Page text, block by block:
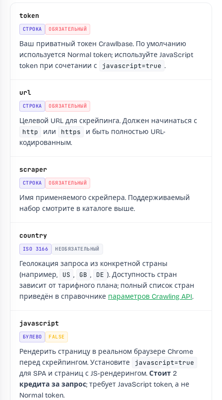
token
СТРОКА ОБЯЗАТЕЛЬНЫЙ
Ваш приватный токен Crawlbase. По умолчанию
используется Normal token; используйте JavaScript
token при сочетании с
javascript=true .
url
СТРОКА ОБЯЗАТЕЛЬНЫЙ
Целевой URL для скрейпинга. Должен начинаться с
http
или https
и быть полностью URL-
кодированным.
scraper
СТРОКА ОБЯЗАТЕЛЬНЫЙ
Имя применяемого скрейпера. Поддерживаемый
набор смотрите в каталоге выше.
country
ISO 3166 НЕОБЯЗАТЕЛЬНЫЙ
Геолокация запроса из конкретной страны
(например,
US , GB , DE ). Доступность стран
зависит от тарифного плана; полный список стран
приведён в справочнике параметров Crawling API.
javascript
БУЛЕВО FALSE
Рендерить страницу в реальном браузере Chrome
перед скрейпингом. Установите
javascript=true
для SPA и страниц с JS-рендерингом. Стоит 2
кредита за запрос; требует JavaScript token, а не
Normal token.